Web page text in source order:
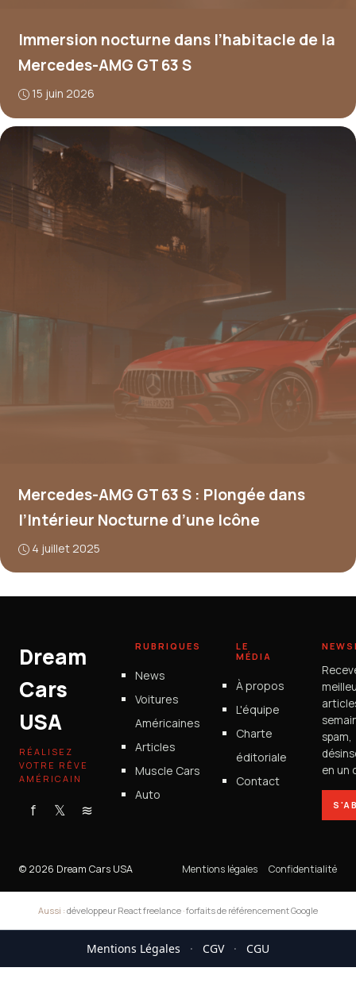
Immersion nocturne dans l’habitacle de la
Mercedes-AMG GT 63 S
15 juin 2026
Mercedes-AMG GT 63 S : Plongée dans
l’Intérieur Nocturne d’une Icône
4 juillet 2025
Dream
Cars
USA
RÉALISEZ
VOTRE RÊVE
AMÉRICAIN
f 𝕏 ≋
RUBRIQUES
News
Voitures
Américaines
Articles
Muscle Cars
Auto
LE
MÉDIA
À propos
L'équipe
Charte
éditoriale
Contact
spam,
en un
© 2026 Dream Cars USA Mentions légales Confidentialité
Aussi : développeur React freelance ·forfaits de référencement Google
Mentions Légales · CGV · CGU